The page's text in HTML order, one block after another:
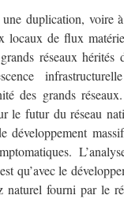
duplication, voire
locaux de flux
réseaux hérités
des grands
le futur du réseau
développement
qu’avec le
naturel fourni par le